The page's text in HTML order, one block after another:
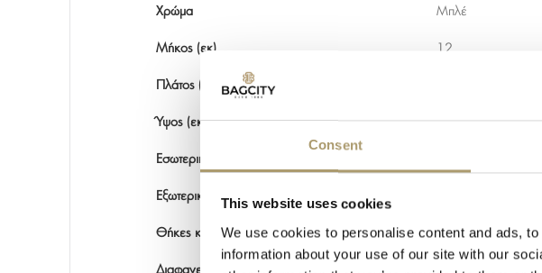
Consent
This website uses cookies
We use cookies to personalise content and ads,
information about your use of our site with our
Χρώμα Μπλέ
Μήκος (εκ) 12
Πλάτος (εκ)
Ύψος (εκ) 9,5
Εσωτερικές θέσεις
Εξωτερικές θέσεις
Θήκες καρτών 6
Διαφανείς θήκες 1